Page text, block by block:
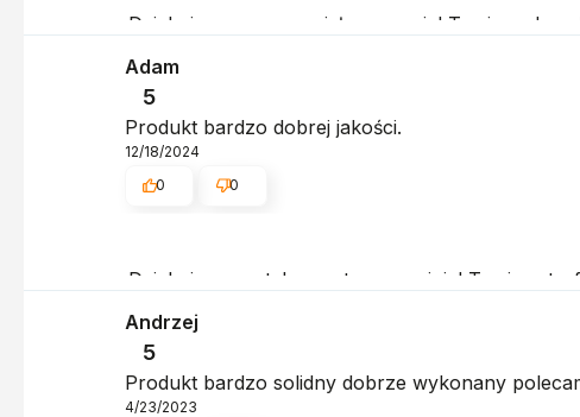
Dziękujemy za wspaniałą recenzję! Twoje
Dziękujemy za tak pozytywną opinię! Twoja
Adam
5
Produkt bardzo dobrej jakości.
12/18/2024
0
0
Andrzej
5
Produkt bardzo solidny dobrze wykonany
4/23/2023